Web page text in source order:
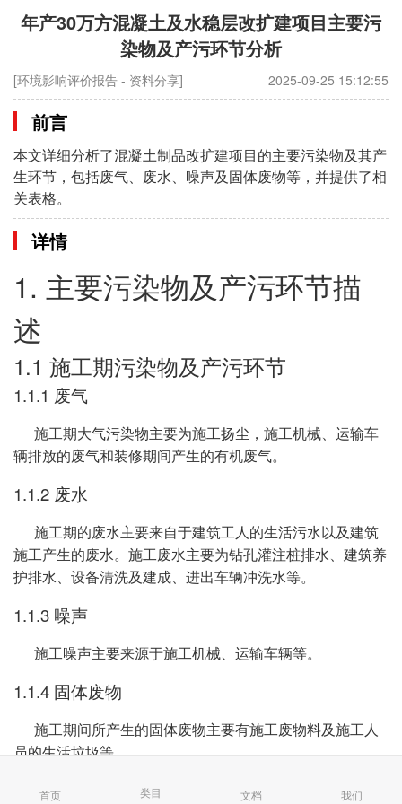
年产30万方混凝土及水稳层改扩建项目主要污
染物及产污环节分析
[环境影响评价报告 - 资料分享] 2025-09-25 15:12:55
前言
本文详细分析了混凝土制品改扩建项目的主要污染物及其产
生环节，包括废气、废水、噪声及固体废物等，并提供了相
关表格。
详情
1. 主要污染物及产污环节描
述
1.1 施工期污染物及产污环节
1.1.1 废气
施工期大气污染物主要为施工扬尘，施工机械、运输车
辆排放的废气和装修期间产生的有机废气。
1.1.2 废水
施工期的废水主要来自于建筑工人的生活污水以及建筑
施工产生的废水。施工废水主要为钻孔灌注桩排水、建筑养
护排水、设备清洗及建成、进出车辆冲洗水等。
1.1.3 噪声
施工噪声主要来源于施工机械、运输车辆等。
1.1.4 固体废物
施工期间所产生的固体废物主要有施工废物料及施工人
员的生活垃圾等。
1.1.5 生态环境影响
首页 类目 文档 我们